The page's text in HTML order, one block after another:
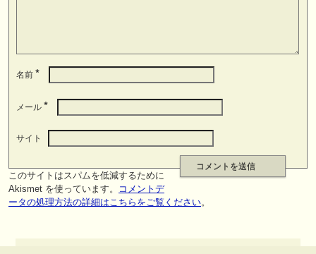
名前*
メール*
サイト
このサイトはスパムを低減するために
Akismet を使っています。
コメントデ
ータの処理方法の詳細はこちらをご覧ください。